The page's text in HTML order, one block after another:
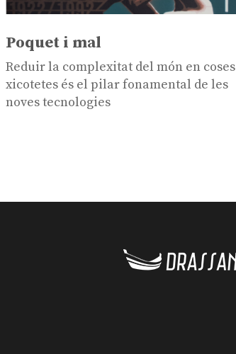
Poquet i mal
Reduir la complexitat del món en coses
xicotetes és el pilar fonamental de les
noves tecnologies